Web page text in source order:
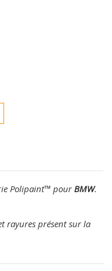
Polipaint™ pourBMW.
rayures présent sur la